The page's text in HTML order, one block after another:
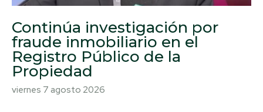
Continúa investigación por
fraude inmobiliario en el
Registro Público de la
Propiedad
viernes 7 agosto 2026